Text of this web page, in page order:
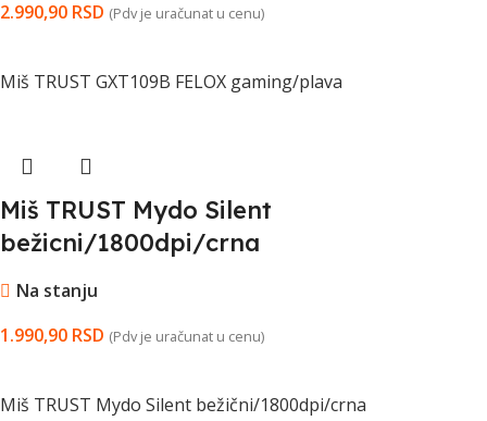
2.990,90 RSD (Pdv je uračunat u cenu)
Miš TRUST GXT109B FELOX gaming/plava
Miš TRUST Mydo Silent
bežicni/1800dpi/crna
Na stanju
1.990,90 RSD (Pdv je uračunat u cenu)
Miš TRUST Mydo Silent bežični/1800dpi/crna